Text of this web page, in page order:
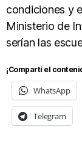
condiciones y
Ministerio de
serían las
¡Compartí el
WhatsApp
Telegram